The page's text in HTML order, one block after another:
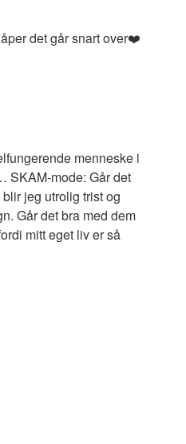
det går snart over❤️
menneske i
SKAM-mode: Går det
jeg utrolig trist og
Går det bra med dem
mitt eget liv er så